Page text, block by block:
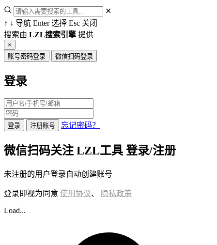
✕
↑ ↓ 导航 Enter选择 Esc 关闭
搜索由 LZL搜索引擎提供
×
账号密码登录
微信扫码登录
登录
登录 注册账号 忘记密码？
微信扫码关注 LZL工具 登录/注册
未注册的用户登录自动创建账号
登录即视为同意 使用协议、 隐私政策
Load...